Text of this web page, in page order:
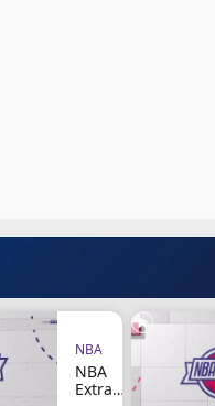
NBA
NBA
Extra